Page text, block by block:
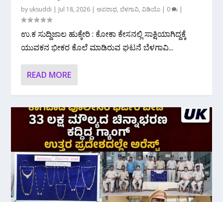
by uksuddi | Jul 18, 2026 |ಅಪರಾಧ,ಬೆಳಗಾವಿ,ವಿಡಿಯೊ | 0 |
ಉ.ಕ ಸುದ್ದಿಜಾಲ ಹುಕ್ಕೇರಿ : ಕೋಕಾ ಕೇಸನಲ್ಲಿ ಸಾಕ್ಷಿಯಾಗಿದ್ದಕ್ಕೆ
ಯುವಕನ ಭೀಕರ ಕೊಲೆ ಮಾಡಿರುವ ಘಟನೆ ಬೆಳಗಾವಿ...
READ MORE